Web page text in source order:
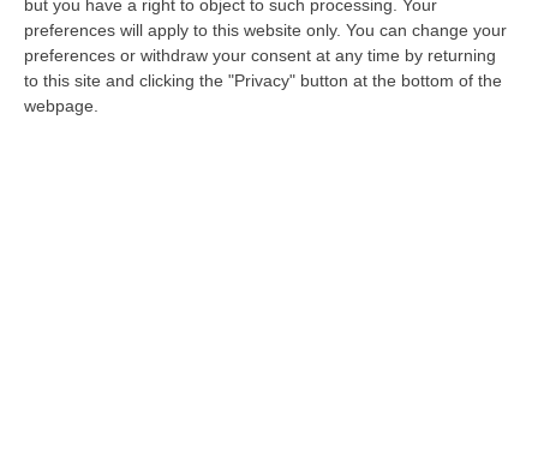
but you have a right to object to such processing. Your
preferences will apply to this website only. You can change your
preferences or withdraw your consent at any time by returning
to this site and clicking the "Privacy" button at the bottom of the
webpage.